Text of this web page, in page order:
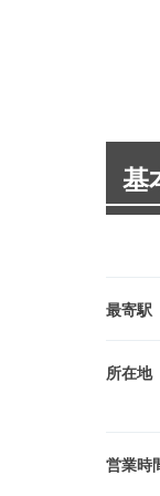
基
最寄駅
所在地
営業時